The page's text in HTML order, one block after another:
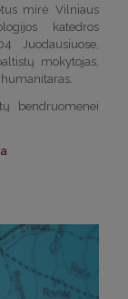
mirė Vilniaus
katedros
Juodausiuose,
mokytojas,
bendruomenei